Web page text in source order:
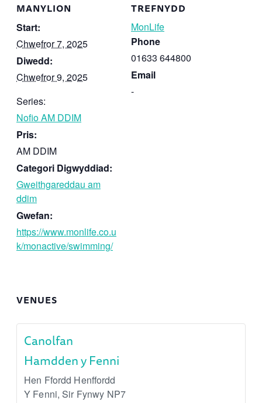
MANYLION
Start:
Chwefror 7, 2025
Diwedd:
Chwefror 9, 2025
Series:
Nofio AM DDIM
Pris:
AM DDIM
Categori Digwyddiad:
Gweithgareddau am
ddim
Gwefan:
https://www.monlife.co.u
k/monactive/swimming/
TREFNYDD
MonLife
Phone
01633 644800
Email
-
VENUES
Canolfan
Hamdden y Fenni
Hen Ffordd Henffordd
Y Fenni, Sir Fynwy NP7